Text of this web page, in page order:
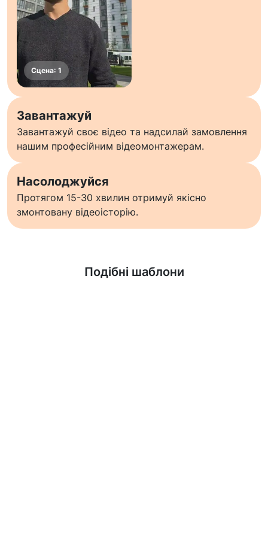
Завантажуй
Завантажуй своє відео та надсилай замовлення
нашим професійним відеомонтажерам.
Насолоджуйся
Протягом 15-30 хвилин отримуй якісно
змонтовану відеоісторію.
Подібні шаблони
Дізнатися більше